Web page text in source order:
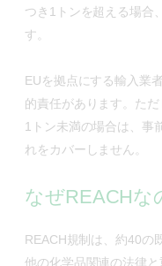
つき1トンを超える場合
す。
EUを拠点にする輸入業
的責任があります。た
1トン未満の場合は、事
れをカバーしません。
なぜREACHな
REACH規制は、約40の
他の化学品関連の法律